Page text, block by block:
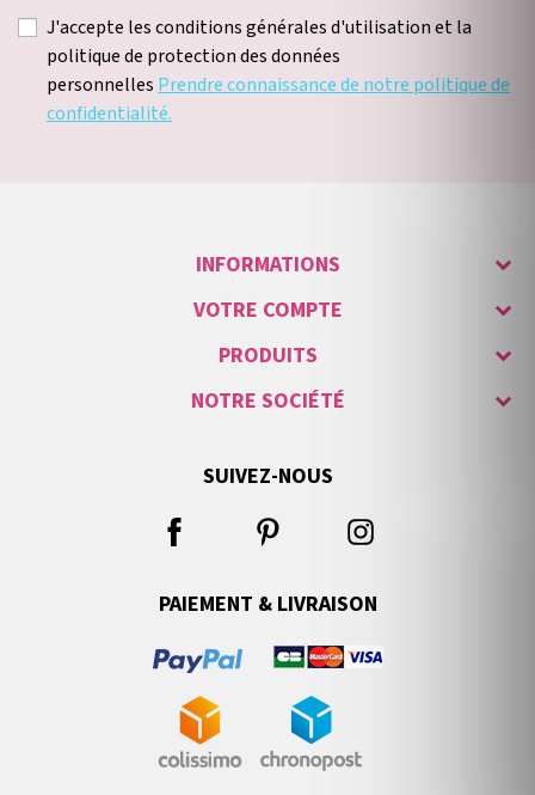
J'accepte les conditions générales d'utilisation et la
politique de protection des données
personnelles Prendre connaissance de notre politique de
confidentialité.
INFORMATIONS
VOTRE COMPTE
PRODUITS
NOTRE SOCIÉTÉ
SUIVEZ-NOUS
PAIEMENT & LIVRAISON